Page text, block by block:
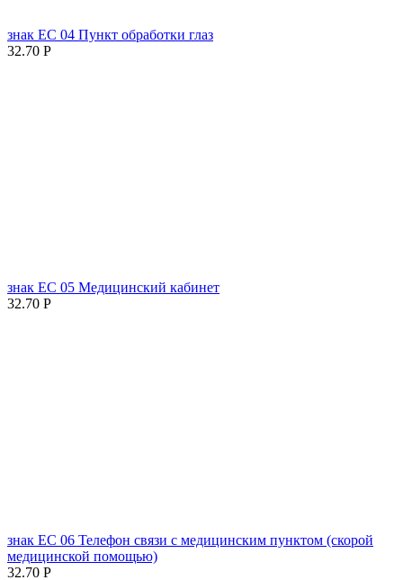
знак ЕC 04 Пункт обработки глаз
32.70 Р
знак ЕC 05 Медицинский кабинет
32.70 Р
знак ЕC 06 Телефон связи с медицинским пунктом (скорой
медицинской помощью)
32.70 Р